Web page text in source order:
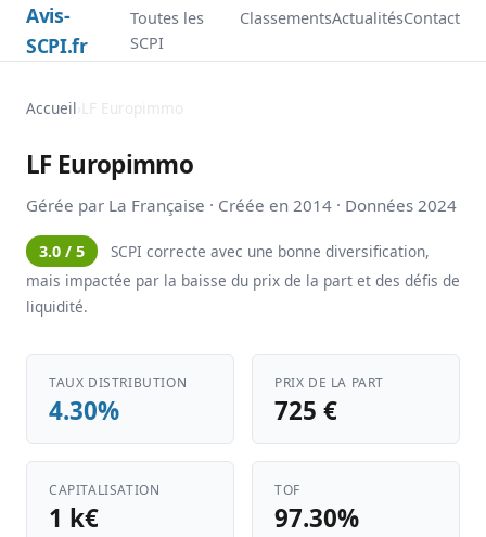
Avis-
SCPI.fr
Toutes les
SCPI
ClassementsActualitésContact
Accueil› LF Europimmo
LF Europimmo
Gérée par La Française · Créée en 2014 · Données 2024
3.0 / 5
SCPI correcte avec une bonne diversification,
mais impactée par la baisse du prix de la part et des défis de
liquidité.
TAUX DISTRIBUTION
4.30%
PRIX DE LA PART
725 €
CAPITALISATION
1 k€
TOF
97.30%